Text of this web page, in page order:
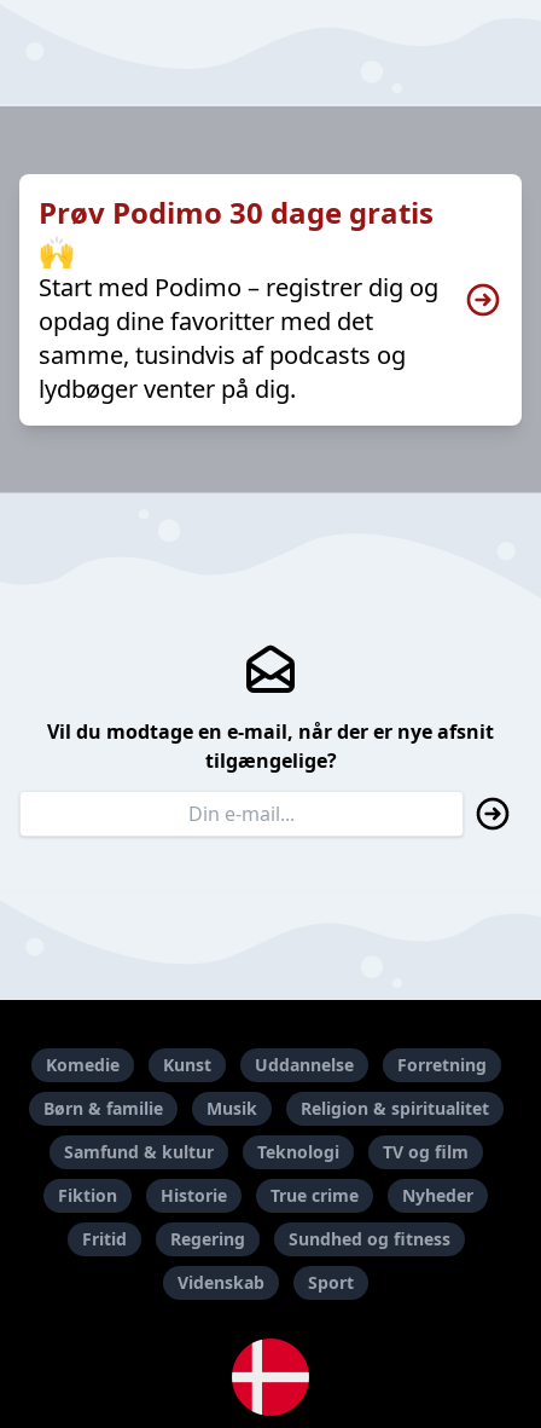
Prøv Podimo 30 dage gratis
🙌
Start med Podimo – registrer dig og
opdag dine favoritter med det
samme, tusindvis af podcasts og
lydbøger venter på dig.
Vil du modtage en e-mail, når der er nye afsnit
tilgængelige?
Komedie Kunst Uddannelse
Forretning
Børn & familie
Musik
Religion & spiritualitet
Samfund & kultur
Teknologi
TV og film
Fiktion
Historie True crime
Nyheder
Fritid
Regering
Sundhed og fitness
Videnskab
Sport